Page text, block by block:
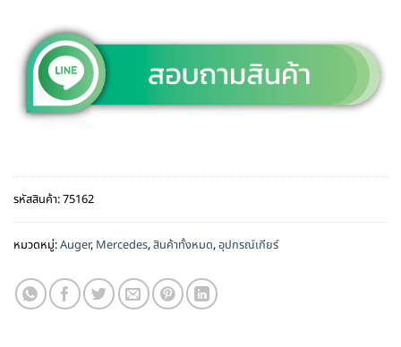
รหัสสินค้า:75162
หมวดหมู่:Auger, Mercedes,สินค้าทั้งหมด,อุปกรณ์เกียร์